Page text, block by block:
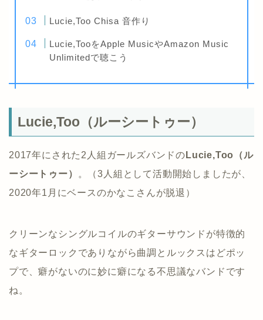
Lucie,Too Chisa 音作り
Lucie,TooをApple MusicやAmazon Music
Unlimitedで聴こう
Lucie,Too（ルーシートゥー）
2017年にされた2人組ガールズバンドの Lucie,Too（ル
ーシートゥー）
。（3人組として活動開始しましたが、
2020年1月にベースのかなこさんが脱退）
クリーンなシングルコイルのギターサウンドが特徴的
なギターロックでありながら曲調とルックスはどポッ
プで、癖がないのに妙に癖になる不思議なバンドです
ね。